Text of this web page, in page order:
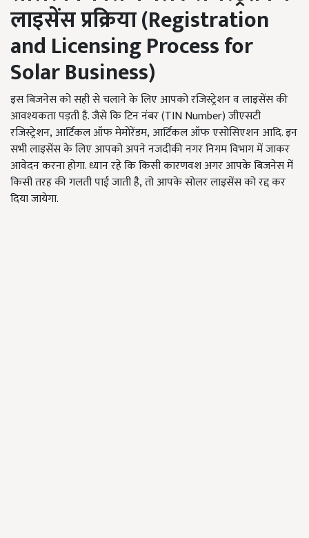
लाइसेंस प्रक्रिया(Registration
and Licensing Process for
Solar Business)
इस बिजनेस को सही से चलाने के लिए आपको रजिस्ट्रेशन व लाइसेंस की
आवश्यकता पड़ती है. जैसे कि टिन नंबर (TIN Number) जीएसटी
रजिस्ट्रेशन, आर्टिकल ऑफ मेमोरेंडम, आर्टिकल ऑफ एसोसिएशन आदि. इन
सभी लाइसेंस के लिए आपको अपने नजदीकी नगर निगम विभाग में जाकर
आवेदन करना होगा. ध्यान रहे कि किसी कारणवश अगर आपके बिजनेस में
किसी तरह की गलती पाई जाती है, तो आपके सोलर लाइसेंस को रद्द कर
दिया जायेगा.